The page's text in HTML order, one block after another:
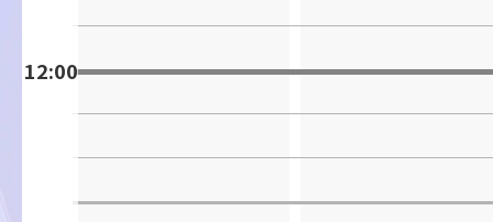
12:00